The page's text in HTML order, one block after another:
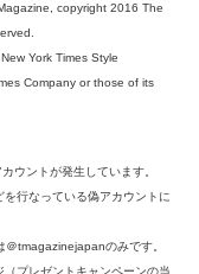
copyright 2016 The
York Times Style
Company or those of its
ウントが発生しています。
行なっている偽アカウントに
tmagazinejapanのみです。
プレゼントキャンペーンの当